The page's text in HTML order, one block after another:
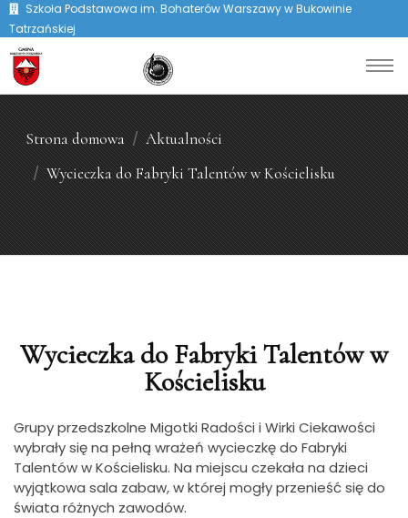
Szkoła Podstawowa im. Bohaterów Warszawy w Bukowinie
Tatrzańskiej
Strona domowa
Aktualności
Wycieczka do Fabryki Talentów w Kościelisku
Wycieczka do Fabryki Talentów w
Kościelisku
Grupy przedszkolne Migotki Radości i Wirki Ciekawości
wybrały się na pełną wrażeń wycieczkę do Fabryki
Talentów w Kościelisku. Na miejscu czekała na dzieci
wyjątkowa sala zabaw, w której mogły przenieść się do
świata różnych zawodów.